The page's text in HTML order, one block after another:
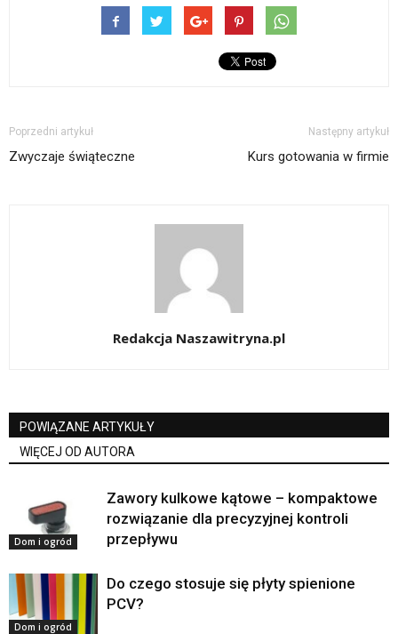
Poprzedni artykuł
Zwyczaje świąteczne
Następny artykuł
Kurs gotowania w firmie
Redakcja Naszawitryna.pl
POWIĄZANE ARTYKUŁY
WIĘCEJ OD AUTORA
Dom i ogród
Zawory kulkowe kątowe – kompaktowe
rozwiązanie dla precyzyjnej kontroli
przepływu
Dom i ogród
Do czego stosuje się płyty spienione
PCV?